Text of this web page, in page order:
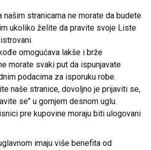
našim stranicama ne morate da budete
ukoliko želite da pravite svoje Liste
omogućava lakše i brže
morate svaki put da ispunjavate
podacima za isporuku robe.
naše stranice, dovoljno je prijaviti se,
se" u gornjem desnom uglu.
pre kupovine moraju biti ulogovani
imaju više benefita od